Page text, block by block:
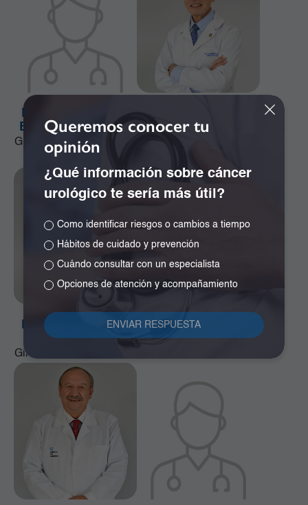
Bonivento Jiménez
Ginecología y Obstetricia
Dr. Alejandro Ramos
Girón
Dr. Alfonso Correa
Uribe
Ginecología y Obstetricia
Dr. Álvaro Cano
Quiñonez
Queremos conocer tu
opinión
¿Qué información sobre cáncer
urológico te sería más útil?
Como identificar riesgos o cambios a tiempo
Hábitos de cuidado y prevención
Cuándo consultar con un especialista
Opciones de atención y acompañamiento